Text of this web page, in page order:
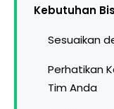
Kebutuhan
Sesuaikan
Perhatikan
Tim Anda